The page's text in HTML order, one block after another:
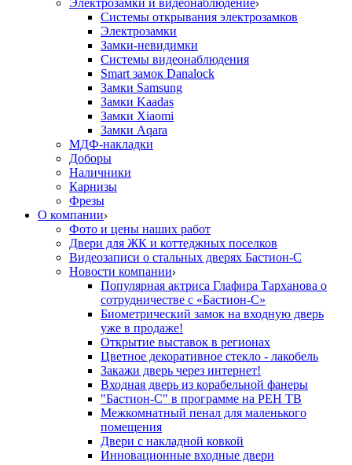
Электрозамки и видеонаблюдение
Системы открывания электрозамков
Электрозамки
Замки-невидимки
Системы видеонаблюдения
Smart замок Danalock
Замки Samsung
Замки Kaadas
Замки Xiaomi
Замки Aqara
МДФ-накладки
Доборы
Наличники
Карнизы
Фрезы
О компании
Фото и цены наших работ
Двери для ЖК и коттеджных поселков
Видеозаписи о стальных дверях Бастион-С
Новости компании
Популярная актриса Глафира Тарханова о
сотрудничестве с «Бастион-С»
Биометрический замок на входную дверь
уже в продаже!
Открытие выставок в регионах
Цветное декоративное стекло - лакобель
Закажи дверь через интернет!
Входная дверь из корабельной фанеры
"Бастион-С" в программе на РЕН ТВ
Межкомнатный пенал для маленького
помещения
Двери с накладной ковкой
Инновационные входные двери